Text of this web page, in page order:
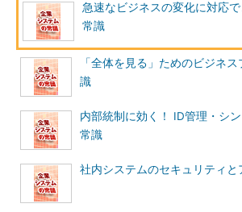
急速なビジネスの変化に対応
常識
「全体を見る」ためのビジネ
識
内部統制に効く！ ID管理・シ
常識
社内システムのセキュリティ